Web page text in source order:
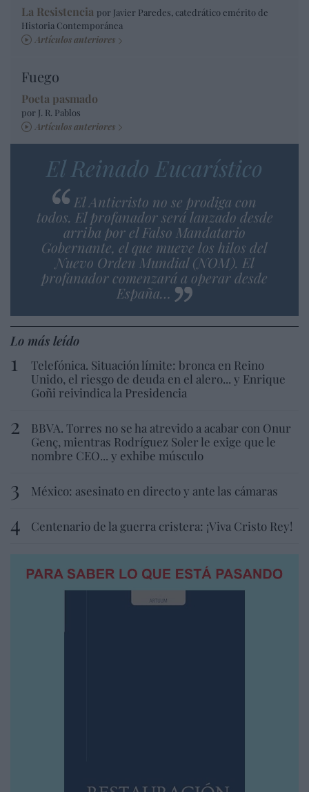
La Resistencia por Javier Paredes, catedrático emérito de
Historia Contemporánea
Artículos anteriores
Fuego
Poeta pasmado
por J. R. Pablos
Artículos anteriores
El Reinado Eucarístico
El Anticristo no se prodiga con
todos. El profanador será lanzado desde
arriba por el Falso Mandatario
Gobernante, el que mueve los hilos del
Nuevo Orden Mundial (NOM). El
profanador comenzará a operar desde
España…
Lo más leído
Telefónica. Situación límite: bronca en Reino
Unido, el riesgo de deuda en el alero... y Enrique
Goñi reivindica la Presidencia
BBVA. Torres no se ha atrevido a acabar con Onur
Genç, mientras Rodríguez Soler le exige que le
nombre CEO... y exhibe músculo
México: asesinato en directo y ante las cámaras
Centenario de la guerra cristera: ¡Viva Cristo Rey!